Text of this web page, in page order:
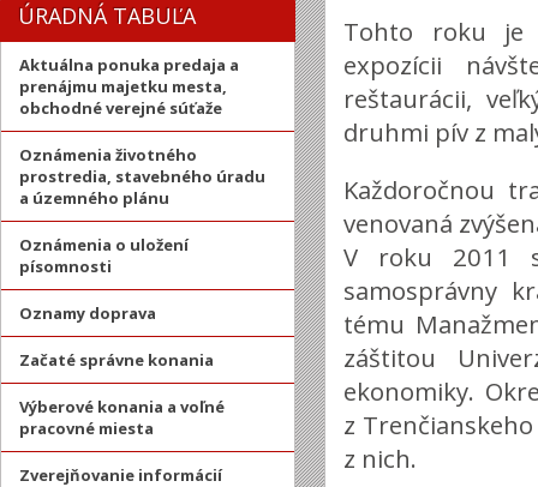
ÚRADNÁ TABUĽA
Aktuálna ponuka predaja a
prenájmu majetku mesta,
obchodné verejné súťaže
Oznámenia životného
prostredia, stavebného úradu
a územného plánu
Oznámenia o uložení
písomnosti
Oznamy doprava
Začaté správne konania
Výberové konania a voľné
pracovné miesta
Zverejňovanie informácií
Tohto roku je
expozícii
reštaurácii,
druhmi pív z
Každoročnou
venovaná
V roku 2011
samosprávny
tému
záštitou
ekonomiky.
z
z nich.